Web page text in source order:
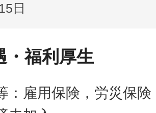
日
・福利厚生
：雇用保険，労災保